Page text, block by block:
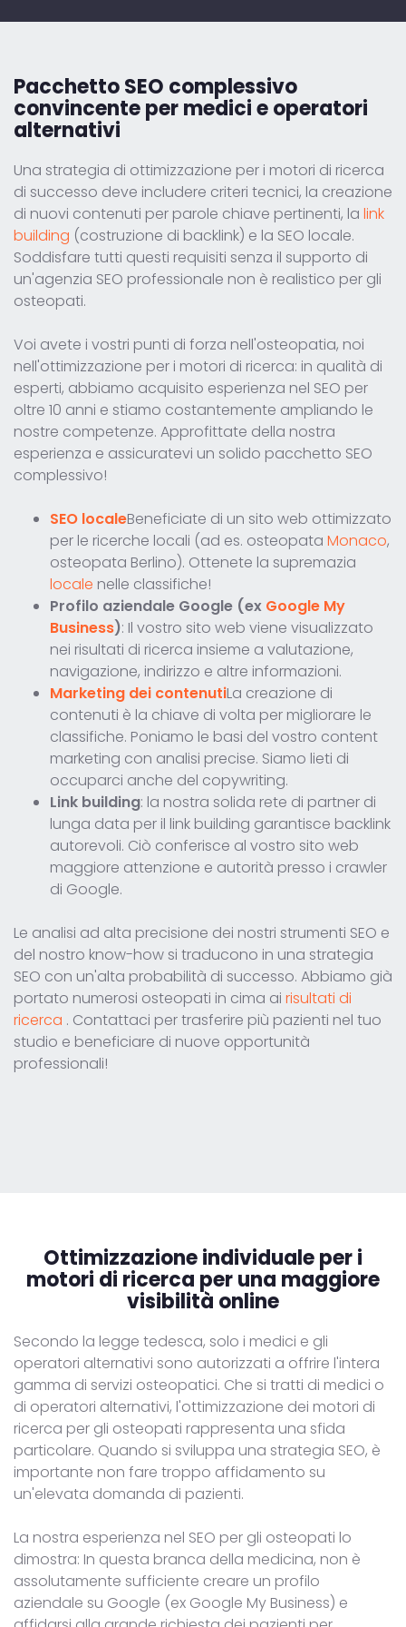
Pacchetto SEO complessivo
convincenteper medici e operatori
alternativi
Una strategia di ottimizzazione per i motori di ricerca
di successo deve includere criteri tecnici, la creazione
di nuovi contenuti per parole chiave pertinenti, la link
building (costruzione di backlink) e la SEO locale.
Soddisfare tutti questi requisiti senza il supporto di
un'agenzia SEO professionale non è realistico per gli
osteopati.
Voi avete i vostri punti di forza nell'osteopatia, noi
nell'ottimizzazione per i motori di ricerca: in qualità di
esperti, abbiamo acquisito esperienza nel SEO per
oltre 10 anni e stiamo costantemente ampliando le
nostre competenze. Approfittate della nostra
esperienza e assicuratevi un solido pacchetto SEO
complessivo!
SEO localeBeneficiate di un sito web ottimizzato
per le ricerche locali (ad es. osteopata Monaco,
osteopata Berlino). Ottenete la supremazia
locale nelle classifiche!
Profilo aziendale Google (ex Google My
Business): Il vostro sito web viene visualizzato
nei risultati di ricerca insieme a valutazione,
navigazione, indirizzo e altre informazioni.
Marketing dei contenutiLa creazione di
contenuti è la chiave di volta per migliorare le
classifiche. Poniamo le basi del vostro content
marketing con analisi precise. Siamo lieti di
occuparci anche del copywriting.
Link building: la nostra solida rete di partner di
lunga data per il link building garantisce backlink
autorevoli. Ciò conferisce al vostro sito web
maggiore attenzione e autorità presso i crawler
di Google.
Le analisi ad alta precisione dei nostri strumenti SEO e
del nostro know-how si traducono in una strategia
SEO con un'alta probabilità di successo. Abbiamo già
portato numerosi osteopati in cima ai risultati di
ricerca . Contattaci per trasferire più pazienti nel tuo
studio e beneficiare di nuove opportunità
professionali!
Ottimizzazione individuale per i
motori di ricerca per una maggiore
visibilità online
Secondo la legge tedesca, solo i medici e gli
operatori alternativi sono autorizzati a offrire l'intera
gamma di servizi osteopatici. Che si tratti di medici o
di operatori alternativi, l'ottimizzazione dei motori di
ricerca per gli osteopati rappresenta una sfida
particolare. Quando si sviluppa una strategia SEO, è
importante non fare troppo affidamento su
un'elevata domanda di pazienti.
La nostra esperienza nel SEO per gli osteopati lo
dimostra: In questa branca della medicina, non è
assolutamente sufficiente creare un profilo
aziendale su Google (ex Google My Business) e